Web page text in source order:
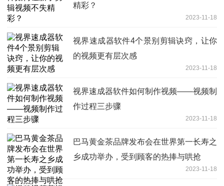
精彩？
2023-11-18
视界速成器软件4个景别剪辑诀窍，让你
的视频更有层次感
2023-11-18
视界速成器软件如何制作视频——视频制
作过程三步骤
2023-11-18
巴马黄金茶品牌发布会在世界第一长寿之
乡成功举办，受到顾客的热捧与哄抢
2023-11-18